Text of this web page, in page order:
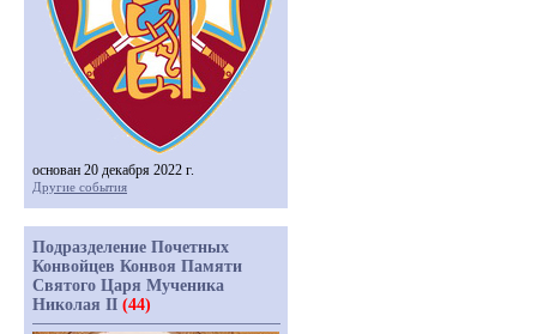
основан 20 декабря 2022 г.
Другие события
Подразделение Почетных
Конвойцев Конвоя Памяти
Святого Царя Мученика
Николая II (44)